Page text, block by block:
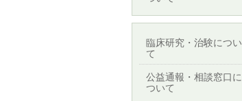
臨床研究・治験につい
て
公益通報・相談窓口に
ついて